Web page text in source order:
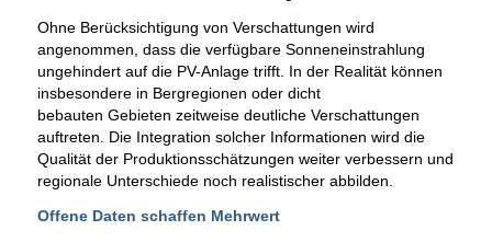
Ohne Berücksichtigung von Verschattungen wird
angenommen, dass die verfügbare Sonneneinstrahlung
ungehindert auf die PV-Anlage trifft. In der Realität können
insbesondere in Bergregionen oder dicht
bebauten Gebieten zeitweise deutliche Verschattungen
auftreten. Die Integration solcher Informationen wird die
Qualität der Produktionsschätzungen weiter verbessern und
regionale Unterschiede noch realistischer abbilden.
Offene Daten schaffen Mehrwert